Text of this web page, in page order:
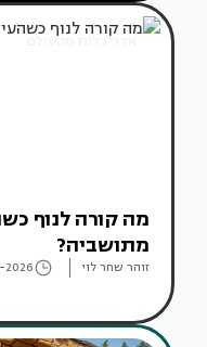
אדריכלות מהעולם
מה קורה לנוף
מתושביה?
זוהר שחר לוי